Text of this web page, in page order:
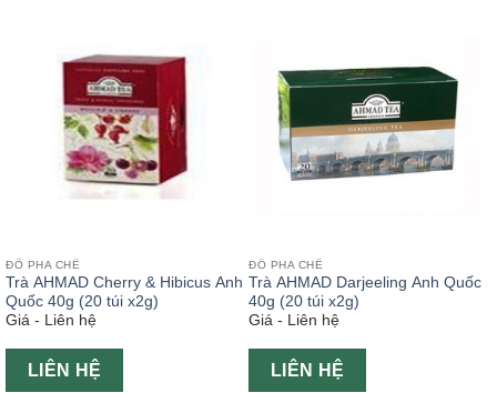
ĐỒ PHA CHẾ
Trà AHMAD Cherry & Hibicus Anh
Quốc 40g (20 túi x2g)
Giá - Liên hệ
LIÊN HỆ
ĐỒ PHA CHẾ
Trà AHMAD Darjeeling Anh Quốc
40g (20 túi x2g)
Giá - Liên hệ
LIÊN HỆ